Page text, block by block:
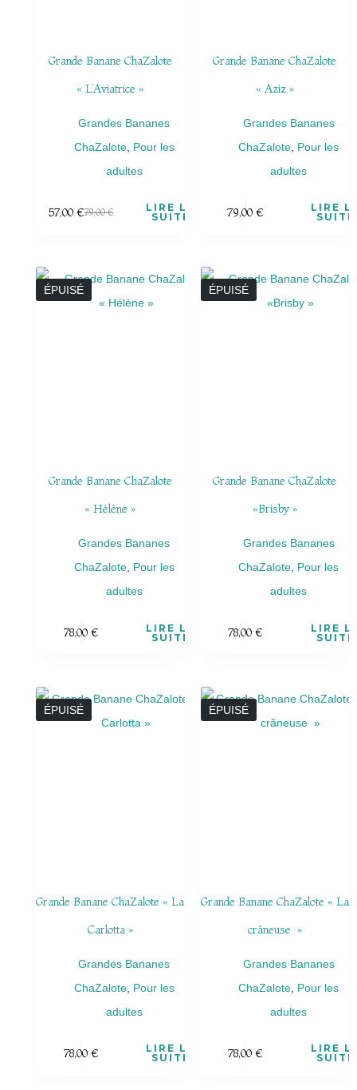
Grande Banane ChaZalote
« L’Aviatrice »
Grandes Bananes
ChaZalote, Pour les
adultes
79,00€
57,00 €
LIRE LA
SUITE
Grande Banane ChaZalote
« Aziz »
Grandes Bananes
ChaZalote Pour les
adultes
79,00€
LIRE
SUITE
ÉPUISÉ
Grande Banane ChaZalote
« Hélène »
Grandes Bananes
ChaZalote, Pour les
adultes
78,00 €
LIRE LA
SUITE
ÉPUISÉ
Grande Banane ChaZalote
«Brisby »
Grandes Bananes
ChaZalote Pour les
adultes
78,00€
LIRE
SUITE
ÉPUISÉ
Grande Banane ChaZalote « La
Carlotta »
Grandes Bananes
ChaZalote, Pour les
adultes
78,00 €
LIRE LA
SUITE
ÉPUISÉ
Grande Banane ChaZalote « La
crâneuse »
Grandes Bananes
ChaZalote Pour les
adultes
78,00€
LIRE
SUITE